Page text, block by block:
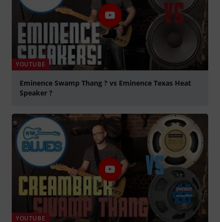
YOUTUBE
Eminence Swamp Thang ? vs Eminence Texas Heat
Speaker ?
YOUTUBE